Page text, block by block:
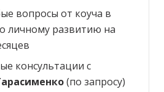
вопросы от коуча в
личному развитию на
консультации с
(по запросу)